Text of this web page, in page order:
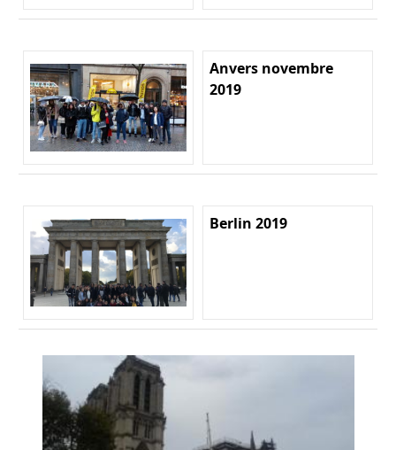
Anvers novembre
2019
Berlin 2019